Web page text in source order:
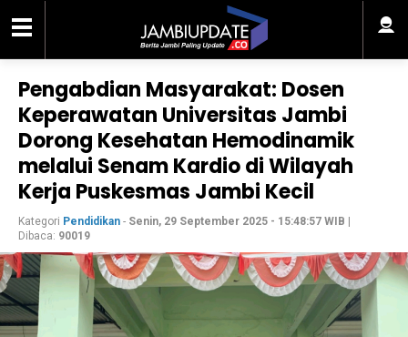
Pengabdian Masyarakat: Dosen
Keperawatan Universitas Jambi
Dorong Kesehatan Hemodinamik
melalui Senam Kardio di Wilayah
Kerja Puskesmas Jambi Kecil
Kategori Pendidikan - Senin, 29 September 2025 - 15:48:57 WIB
Dibaca: 90019